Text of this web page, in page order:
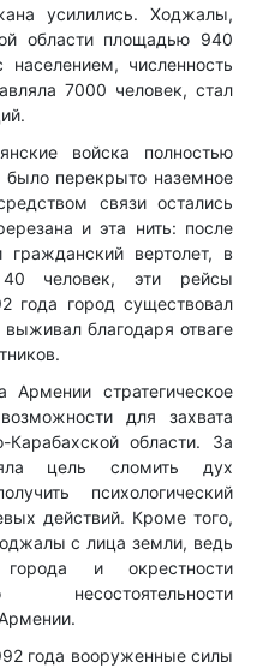
усилились. Ходжалы,
области площадью 940
численность
7000 человек, стал
войска полностью
перекрыто наземное
связи остались
и эта нить: после
вертолет, в
40 человек, эти рейсы
года город существовал
благодаря отваге
стратегическое
для захвата
Карабахской области. За
цель сломить дух
психологический
действий. Кроме того,
с лица земли, ведь
города и окрестности
года вооруженные силы